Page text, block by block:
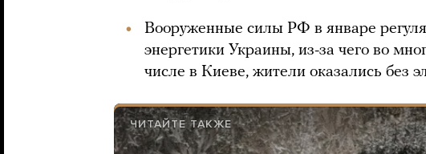
Вооруженные силы РФ в январе
энергетики Украины, из-за чего во
числе в Киеве, жители оказались без
ЧИТАЙТЕ ТАКЖЕ